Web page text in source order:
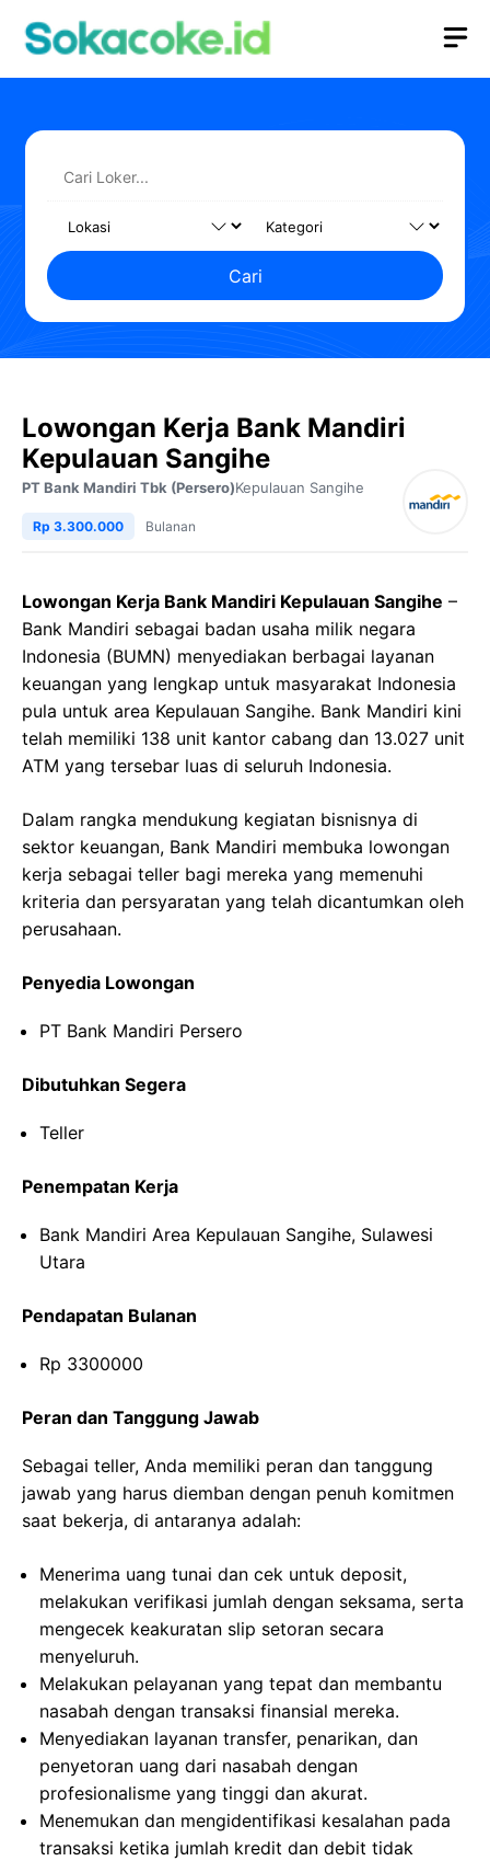
Cari
Lowongan Kerja Bank Mandiri
Kepulauan Sangihe
PT Bank Mandiri Tbk (Persero)Kepulauan Sangihe
Rp 3.300.000 Bulanan
Lowongan Kerja Bank Mandiri Kepulauan Sangihe –
Bank Mandiri sebagai badan usaha milik negara
Indonesia (BUMN) menyediakan berbagai layanan
keuangan yang lengkap untuk masyarakat Indonesia
pula untuk area Kepulauan Sangihe. Bank Mandiri kini
telah memiliki 138 unit kantor cabang dan 13.027 unit
ATM yang tersebar luas di seluruh Indonesia.
Dalam rangka mendukung kegiatan bisnisnya di
sektor keuangan, Bank Mandiri membuka lowongan
kerja sebagai teller bagi mereka yang memenuhi
kriteria dan persyaratan yang telah dicantumkan oleh
perusahaan.
Penyedia Lowongan
PT Bank Mandiri Persero
Dibutuhkan Segera
Teller
Penempatan Kerja
Bank Mandiri Area Kepulauan Sangihe, Sulawesi
Utara
Pendapatan Bulanan
Rp 3300000
Peran dan Tanggung Jawab
Sebagai teller, Anda memiliki peran dan tanggung
jawab yang harus diemban dengan penuh komitmen
saat bekerja, di antaranya adalah:
Menerima uang tunai dan cek untuk deposit,
melakukan verifikasi jumlah dengan seksama, serta
mengecek keakuratan slip setoran secara
menyeluruh.
Melakukan pelayanan yang tepat dan membantu
nasabah dengan transaksi finansial mereka.
Menyediakan layanan transfer, penarikan, dan
penyetoran uang dari nasabah dengan
profesionalisme yang tinggi dan akurat.
Menemukan dan mengidentifikasi kesalahan pada
transaksi ketika jumlah kredit dan debit tidak